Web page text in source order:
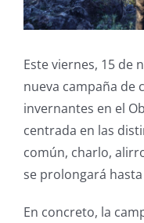
Este viernes, 15 de
nueva campaña de
invernantes en el
centrada en las
común, charlo,
se prolongará
En concreto, la